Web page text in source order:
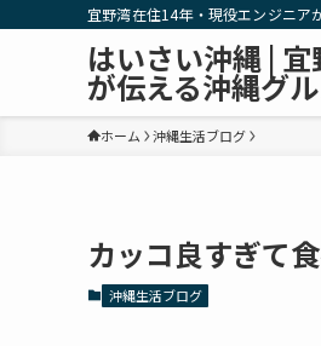
宜野湾在住14年・現役エンジニア
はいさい沖縄 |
が伝える沖縄グ
ホーム 沖縄生活ブログ
カッコ良すぎて
沖縄生活ブログ